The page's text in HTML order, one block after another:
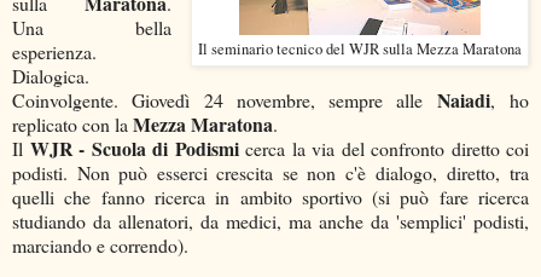
Il seminario tecnico del WJR sulla Mezza Maratona
Una bella
esperienza.
Dialogica.
Coinvolgente. Giovedì 24 novembre, sempre alle Naiadi, ho
replicato con la Mezza Maratona.
Il WJR - Scuola di Podismicerca la via del confronto diretto coi
podisti. Non può esserci crescita se non c'è dialogo, diretto, tra
quelli che fanno ricerca in ambito sportivo (si può fare ricerca
studiando da allenatori, da medici, ma anche da 'semplici' podisti,
marciando e correndo).